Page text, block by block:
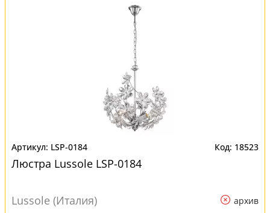
LSP-0184 18523
Люстра Lussole LSP-0184
Lussole (Италия) архив